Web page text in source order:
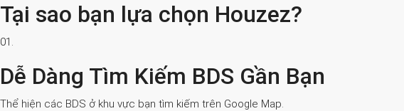
Tại sao bạn lựa chọn Houzez?
01.
Dễ Dàng Tìm Kiếm BDS Gần Bạn
Thể hiện các BDS ở khu vực bạn tìm kiếm trên Google Map.